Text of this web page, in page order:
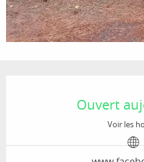
Ouvert
Voir les